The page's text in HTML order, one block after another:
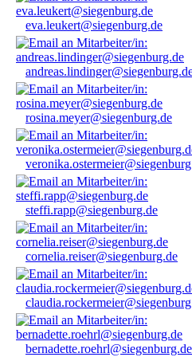
eva.leukert@siegenburg.de
rosina.meyer@siegenburg.de
steffi.rapp@siegenburg.de
cornelia.reiser@siegenburg.de
bernadette.roehrl@siegenburg.de